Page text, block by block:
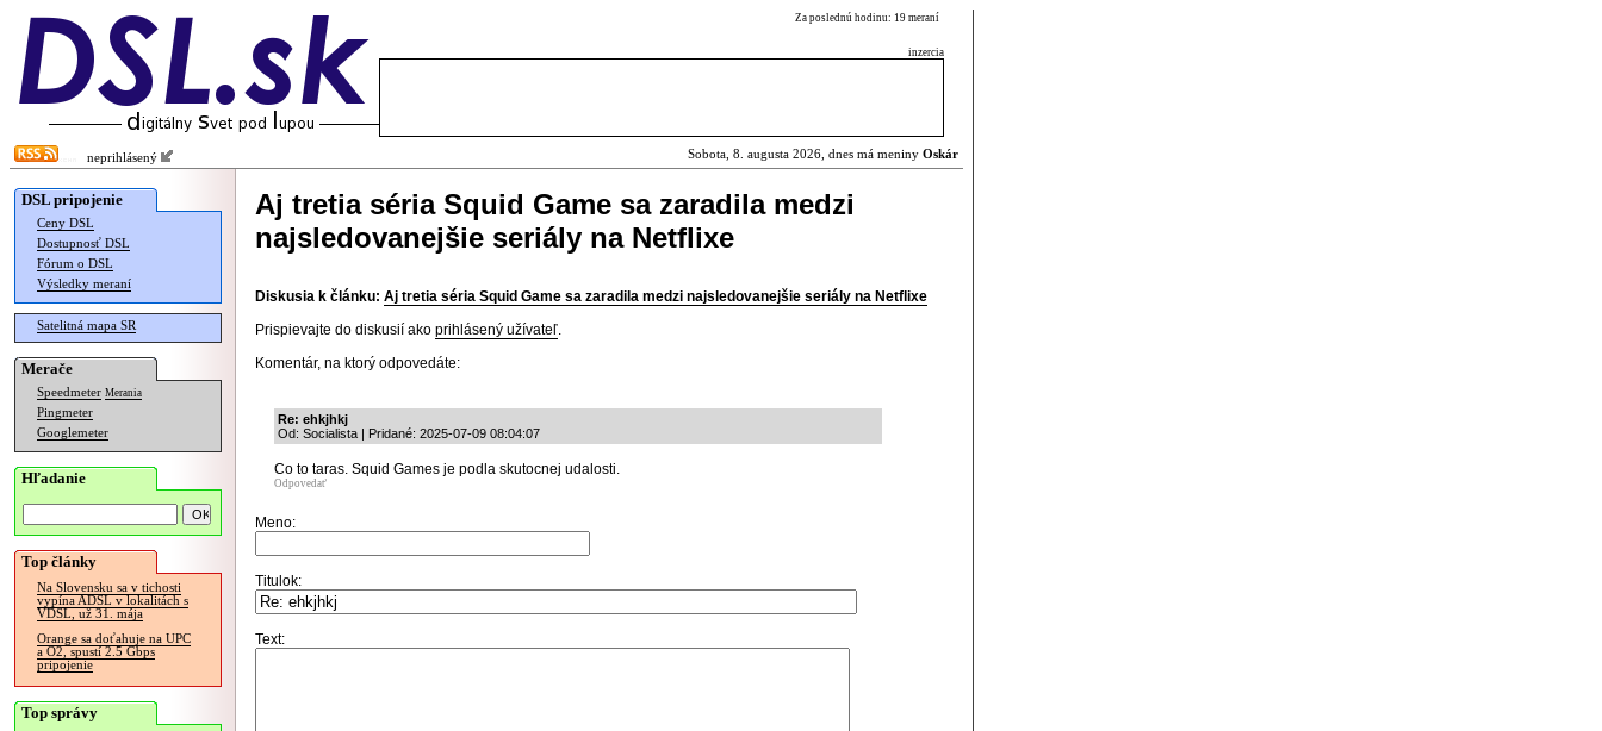
Za poslednú hodinu: 19 meraní
inzercia
neprihlásený Sobota, 8. augusta 2026, dnes má meniny Oskár
DSL pripojenie
Ceny DSL
Dostupnosť DSL
Fórum o DSL
Výsledky meraní
Satelitná mapa SR
Merače
Speedmeter Merania
Pingmeter
Googlemeter
Hľadanie
Top články
Na Slovensku sa v tichosti
vypína ADSL v lokalitách s
VDSL, už 31. mája
Orange sa doťahuje na UPC
a O2, spustí 2.5 Gbps
pripojenie
Top správy
Aj tretia séria Squid Game sa zaradila medzi
najsledovanejšie seriály na Netflixe
Diskusia k článku: Aj tretia séria Squid Game sa zaradila medzi najsledovanejšie seriály na Netflixe
Prispievajte do diskusií ako prihlásený užívateľ.
Komentár, na ktorý odpovedáte:
Re: ehkjhkj
Od: Socialista | Pridané: 2025-07-09 08:04:07
Co to taras. Squid Games je podla skutocnej udalosti.
Odpovedať
Meno:
Titulok:
Text: